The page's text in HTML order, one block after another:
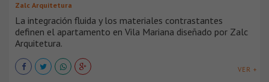
Zalc Arquitetura
La integración fluida y los materiales contrastantes
definen el apartamento en Vila Mariana diseñado por Zalc
Arquitetura.
VER +